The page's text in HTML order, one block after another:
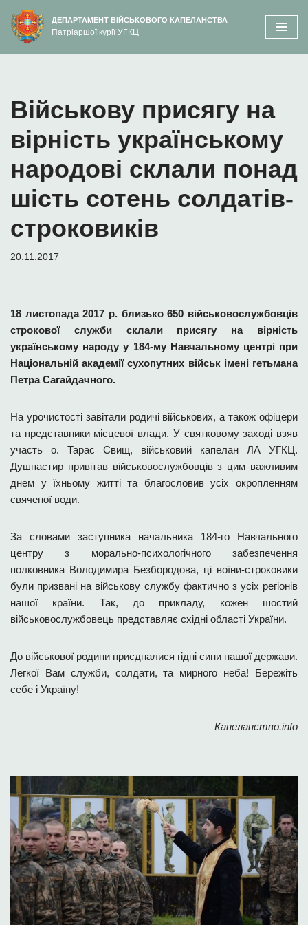
вмісту
Перейти
до
ДЕПАРТАМЕНТ ВІЙСЬКОВОГО КАПЕЛАНСТВА
Патріаршої курії УГКЦ
Військову присягу на
вірність українському
народові склали понад
шість сотень солдатів-
строковиків
20.11.2017
18 листопада 2017 р. близько 650 військовослужбовців
строкової служби склали присягу на вірність
українському народу у 184-му Навчальному центрі при
Національній академії сухопутних військ імені гетьмана
Петра Сагайдачного.
На урочистості завітали родичі військових, а також офіцери
та представники місцевої влади. У святковому заході взяв
участь о. Тарас Свищ, військовий капелан ЛА УГКЦ.
Душпастир привітав військовослужбовців з цим важливим
днем у їхньому житті та благословив усіх окропленням
свяченої води.
За словами заступника начальника 184-го Навчального
центру з морально-психологічного забезпечення
полковника Володимира Безбородова, ці воїни-строковики
були призвані на військову службу фактично з усіх регіонів
нашої країни. Так, до прикладу, кожен шостий
військовослужбовець представляє східні області України.
До військової родини приєдналися гідні сини нашої держави.
Легкої Вам служби, солдати, та мирного неба! Бережіть
себе і Україну!
Капеланство.info